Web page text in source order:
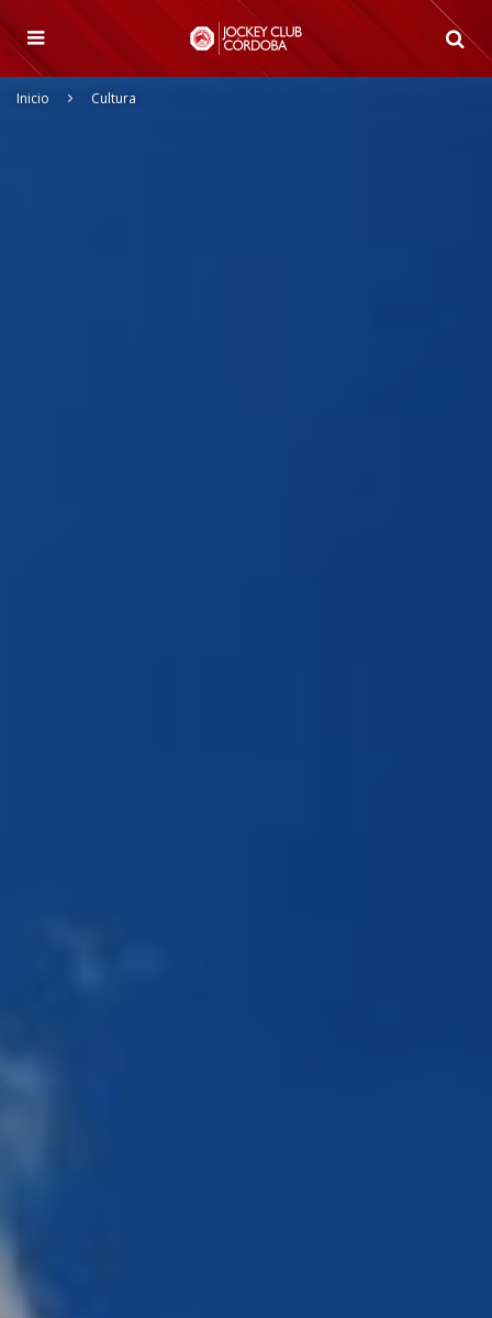
Inicio Cultura